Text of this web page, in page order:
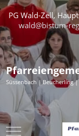
PG Wald-Zell,
wald@bistum-
Süssenbach | Beucherling
Mobile Menu